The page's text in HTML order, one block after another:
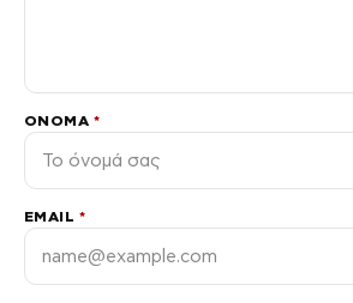
ΌΝΟΜΑ *
EMAIL *